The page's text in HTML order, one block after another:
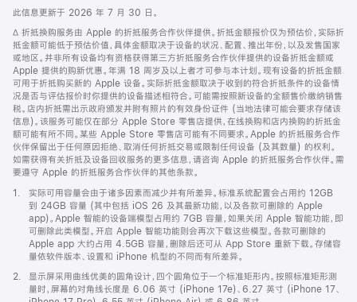
此信息更新于 2026 年 7 月 30 日。
脚
注
∆ 折抵换购服务由 Apple 的折抵服务合作伙伴提供。折抵金额报价仅为预估价，实际折
抵金额可能低于预估价值，具体金额取决于设备的状况、配置、推出年份，以及发售国家
或地区。并非所有设备均有资格获得第三方折抵服务合作伙伴提供的设备折抵金额或
Apple 提供的购新优惠。年满 18 周岁及以上者才可参与本计划。现有设备的折抵金额
可用于折抵购买新的 Apple 设备。实际折抵金额取决于收到的符合折抵条件的设备情
况是否与评估报价时你提供的设备描述相符合。可能需按照新设备的全额售价缴纳销售
税。店内折抵需出示政府颁发并附有照片的有效身份证件 (当地法律可能会要求存储该
信息)。该服务可能仅在部分 Apple Store 零售店提供，在线换购和店内换购的折抵金
额可能有所不同。某些 Apple Store 零售店可能有不同要求。Apple 的折抵服务合作
伙伴保留出于任何原因拒绝、取消任何折抵交易或限制任何设备 (及其数量) 的权利。
如需获得有关折抵及设备回收服务的更多信息，请咨询 Apple 的折抵服务合作伙伴。需
要遵守 Apple 的折抵服务合作伙伴的其他条款。
脚
1.
实际可用容量会由于诸多因素而减少并有所差异。标准系统配置会占用约 12GB
到 24GB 容量 (其中包括 iOS 26 及其最新功能，以及各款可删除的 Apple
app)。Apple 智能的设备端模型占用约 7GB 容量，如果关闭 Apple 智能功能，即
可删除此类模型。开启 Apple 智能功能则会再次下载这些模型。各款可删除的
Apple app 大约占用 4.5GB 容量，删除后还可从 App Store 重新下载。存储容
量依软件版本、设置和 iPhone 机型的不同而有所差异。
脚
2.
显示屏采用曲线优美的圆角设计，四个圆角位于一个标准矩形内。按照标准矩形测
量时，屏幕的对角线长度是 6.06 英寸 (iPhone 17e)、6.27 英寸 (iPhone 17、